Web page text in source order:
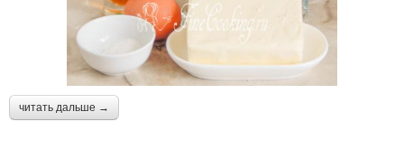
читать дальше →